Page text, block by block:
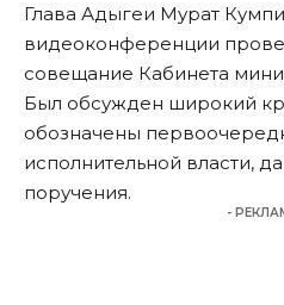
Глава Адыгеи Мурат
видеоконференции
совещание Кабинета
Был обсужден широкий
обозначены
исполнительной власти,
поручения.
-